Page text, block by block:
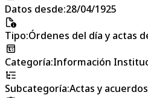
Datos desde:28/04/1925
Tipo:Órdenes del día y actas
Categoría:Información
Subcategoría:Actas y acuerdos